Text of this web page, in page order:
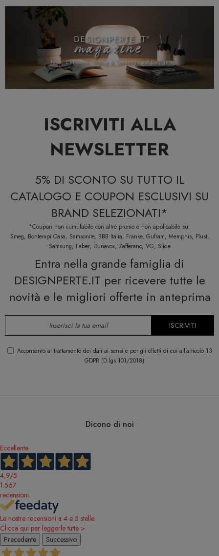
ISCRIVITI ALLA
NEWSLETTER
5% DI SCONTO SU TUTTO IL
CATALOGO E COUPON ESCLUSIVI SU
BRAND SELEZIONATI*
*Coupon non cumulabile con altre promo e non applicabile su:
Smeg, Bontempi Casa, Samsonite, BBB Italia, Franke, Gufram, Memphis, Plust,
Samsung, Faber, Dunavox, Zafferano, VG, Slide
Entra nella grande famiglia di
DESIGNPERTE.IT per ricevere tutte le
novità e le migliori offerte in anteprima
ISCRIVITI
Acconsento al trattamento dei dati ai sensi e per gli effetti di cui all'articolo 13
GDPR (D.lgs 101/2018)
Dicono di noi
Eccellente
4,9/5
1.567
recensioni
Le nostre recensioni a 4 e 5 stelle.
Clicca qui per leggerle tutte >
Precedente
Successivo